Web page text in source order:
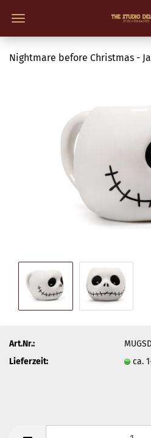
Nightmare before Christmas -
Art.Nr.:
Lieferzeit:
ca.